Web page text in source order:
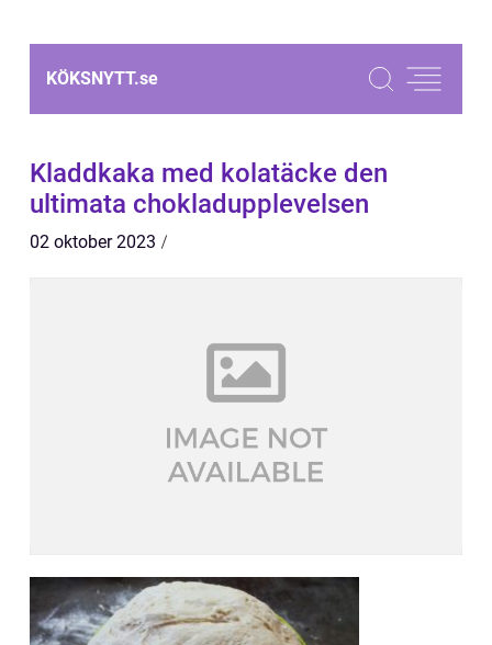
KÖKSNYTT.se
Kladdkaka med kolatäcke den
ultimata chokladupplevelsen
02 oktober 2023